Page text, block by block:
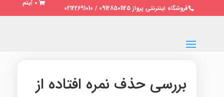
فروشگاه اینترنتی پرواز 09128501125 / 02122691010
0 آیتم
بررسی حذف نمره افتاده از